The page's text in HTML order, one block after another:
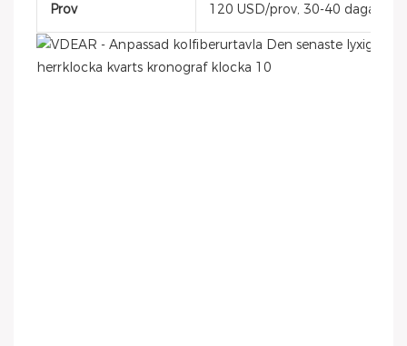
Prov 120 USD/prov, 30-40 dagar